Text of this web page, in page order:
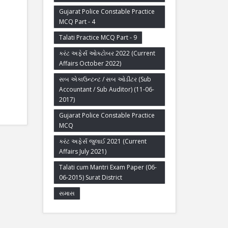
Gujarat Police Constable Practice
MCQ Part - 4
Talati Practice MCQ Part - 9
કરંટ અફેર્સ ઓક્ટોબર 2022 (Current
Affairs October 2022)
સબ એકાઉન્ટન્ટ / સબ ઓડીટર (Sub
Accountant / Sub Auditor) (11-06-
2017)
Gujarat Police Constable Practice
MCQ
કરંટ અફેર્સ જુલાઈ 2021 (Current
Affairs July 2021)
Talati cum Mantri Exam Paper (06-
06-2015) Surat District
સમાસ